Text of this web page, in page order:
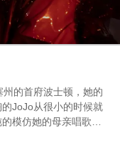
的首府波士顿，她的
JoJo从很小的时候就
模仿她的母亲唱歌。